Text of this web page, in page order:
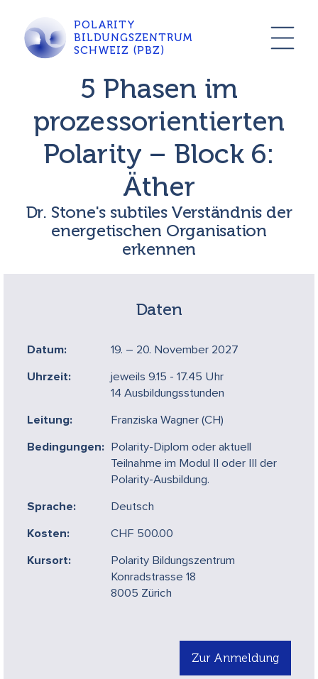
POLARITY
BILDUNGSZENTRUM
SCHWEIZ (PBZ)
5 Phasen im
prozessorientierten
Polarity – Block 6:
Äther
Dr. Stone's subtiles Verständnis der
energetischen Organisation
erkennen
Daten
Datum: 19. – 20. November 2027
Uhrzeit:
jeweils 9.15 - 17.45 Uhr
14 Ausbildungsstunden
Leitung: Franziska Wagner (CH)
Bedingungen:
Polarity-Diplom oder aktuell
Teilnahme im Modul II oder III der
Polarity-Ausbildung.
Sprache: Deutsch
Kosten: CHF 500.00
Kursort:
Polarity Bildungszentrum
Konradstrasse 18
8005 Zürich
Zur Anmeldung